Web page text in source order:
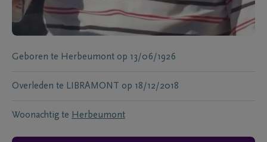
Geboren te Herbeumont op 13/06/1926
Overleden te LIBRAMONT op 18/12/2018
Woonachtig te Herbeumont